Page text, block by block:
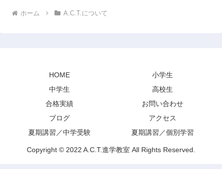
ホーム A.C.T.について
HOME
小学生
中学生
高校生
合格実績
お問い合わせ
ブログ
アクセス
夏期講習／中学受験
夏期講習／個別学習
Copyright © 2022 A.C.T.進学教室 All Rights Reserved.